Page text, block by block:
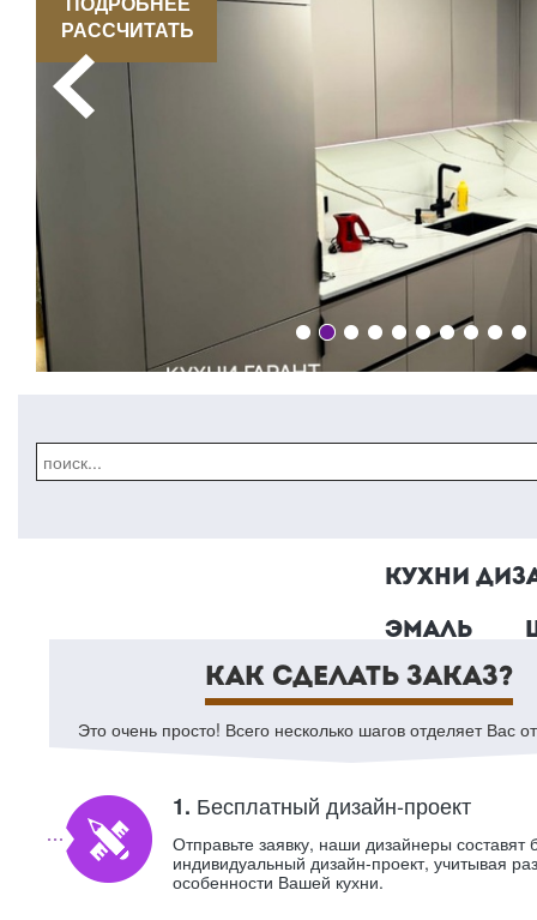
от69000руб./м
РАССЧИТАТЬ
КУХНИ
ЭМАЛЬ
КАК СДЕЛАТЬ ЗАКАЗ?
Это очень просто! Всего несколько шагов отделяет Вас
1. Бесплатный дизайн-проект
Отправьте заявку, наши дизайнеры составят
индивидуальный дизайн-проект, учитывая
особенности Вашей кухни.